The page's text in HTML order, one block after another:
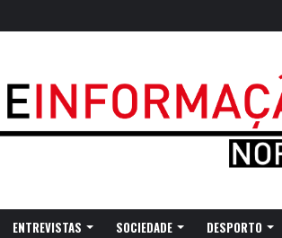
ENTREVISTAS SOCIEDADE DESPORTO